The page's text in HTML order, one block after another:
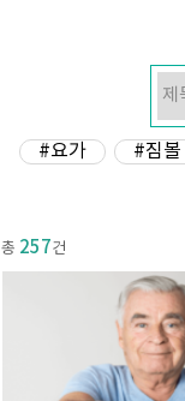
#요가 #짐볼
총 257건